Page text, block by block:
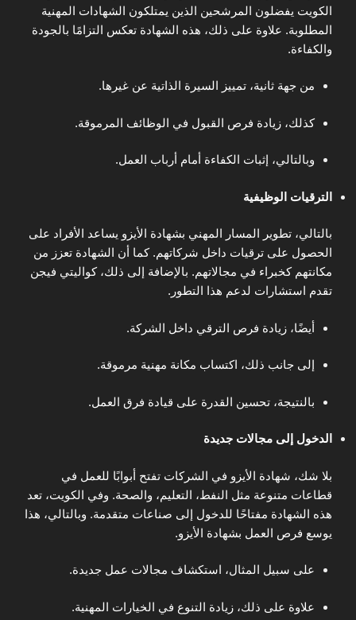
الكويت يفضلون المرشحين الذين يمتلكون الشهادات المهنية
المطلوبة. علاوة على ذلك، هذه الشهادة تعكس التزامًا بالجودة
والكفاءة.
من جهة ثانية، تمييز السيرة الذاتية عن غيرها.
كذلك، زيادة فرص القبول في الوظائف المرموقة.
وبالتالي، إثبات الكفاءة أمام أرباب العمل.
الترقيات الوظيفية
بالتالي، تطوير المسار المهني بشهادة الأيزو يساعد الأفراد على
الحصول على ترقيات داخل شركاتهم. كما أن الشهادة تعزز من
مكانتهم كخبراء في مجالاتهم. بالإضافة إلى ذلك، كواليتي فيجن
تقدم استشارات لدعم هذا التطور.
أيضًا، زيادة فرص الترقي داخل الشركة.
إلى جانب ذلك، اكتساب مكانة مهنية مرموقة.
بالنتيجة، تحسين القدرة على قيادة فرق العمل.
الدخول إلى مجالات جديدة
بلا شك، شهادة الأيزو في الشركات تفتح أبوابًا للعمل في
قطاعات متنوعة مثل النفط، التعليم، والصحة. وفي الكويت، تعد
هذه الشهادة مفتاحًا للدخول إلى صناعات متقدمة. وبالتالي، هذا
يوسع فرص العمل بشهادة الأيزو.
على سبيل المثال، استكشاف مجالات عمل جديدة.
علاوة على ذلك، زيادة التنوع في الخيارات المهنية.